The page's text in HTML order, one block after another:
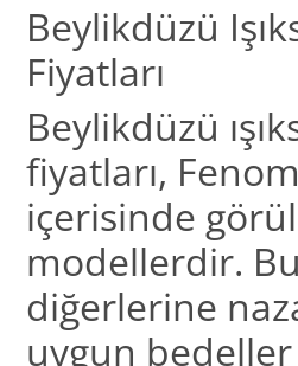
Beylikdüzü
Fiyatları
Beylikdüzü
fiyatları,
içerisinde
modellerdir.
diğerlerine
uygun bedeller